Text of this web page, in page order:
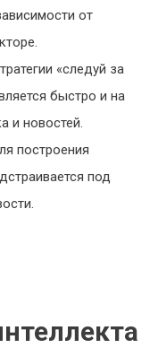
от
«следуй за
быстро и на
и новостей.
построения
под